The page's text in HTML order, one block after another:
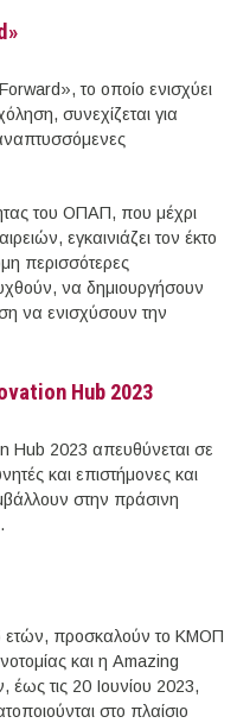
το οποίο ενισχύει
συνεχίζεται για
του ΟΠΑΠ, που μέχρι
εγκαινιάζει τον έκτο
περισσότερες
να δημιουργήσουν
να ενισχύσουν την
Hub 2023
Hub 2023 απευθύνεται σε
και επιστήμονες και
στην πράσινη
ετών, προσκαλούν το ΚΜΟΠ
και η Amazing
τις 20 Ιουνίου 2023,
στο πλαίσιο